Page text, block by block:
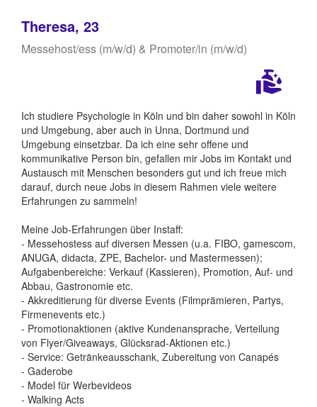
Theresa, 23
Messehost/ess (m/w/d) & Promoter/in (m/w/d)
Ich studiere Psychologie in Köln und bin daher sowohl in Köln
und Umgebung, aber auch in Unna, Dortmund und
Umgebung einsetzbar. Da ich eine sehr offene und
kommunikative Person bin, gefallen mir Jobs im Kontakt und
Austausch mit Menschen besonders gut und ich freue mich
darauf, durch neue Jobs in diesem Rahmen viele weitere
Erfahrungen zu sammeln!
Meine Job-Erfahrungen über Instaff:
- Messehostess auf diversen Messen (u.a. FIBO, gamescom,
ANUGA, didacta, ZPE, Bachelor- und Mastermessen);
Aufgabenbereiche: Verkauf (Kassieren), Promotion, Auf- und
Abbau, Gastronomie etc.
- Akkreditierung für diverse Events (Filmprämieren, Partys,
Firmenevents etc.)
- Promotionaktionen (aktive Kundenansprache, Verteilung
von Flyer/Giveaways, Glücksrad-Aktionen etc.)
- Service: Getränkeausschank, Zubereitung von Canapés
- Gaderobe
- Model für Werbevideos
- Walking Acts